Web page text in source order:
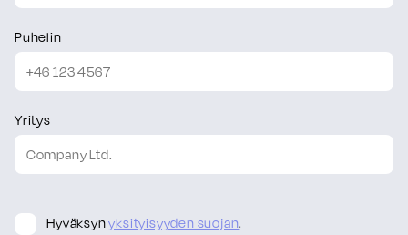
Puhelin
Yritys
Hyväksynyksityisyyden suojan.